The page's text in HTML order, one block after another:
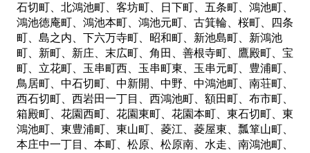
石切町、北鴻池町、客坊町、日下町、五条町、鴻池町、
鴻池徳庵町、鴻池本町、鴻池元町、古箕輪、桜町、四条
町、島之内、下六万寺町、昭和町、新池島町、新鴻池
町、新町、新庄、末広町、角田、善根寺町、鷹殿町、宝
町、立花町、玉串町西、玉串町東、玉串元町、豊浦町、
鳥居町、中石切町、中新開、中野、中鴻池町、南荘町、
西石切町、西岩田一丁目、西鴻池町、額田町、布市町、
箱殿町、花園西町、花園東町、花園本町、東石切町、東
鴻池町、東豊浦町、東山町、菱江、菱屋東、瓢箪山町、
本庄中一丁目、本町、松原、松原南、水走、南鴻池町、